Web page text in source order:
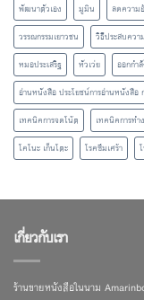
พัฒนาตัวเอง
มูมิน ลดความ
วรรณกรรมเยาวชน
วิธีประสบควา
หมอประเสริฐ
หัวเว่ย ออกกำ
อ่านหนังสือ ประโยชน์การอ่านหนังสือ
เทคนิคการจดโน้ต
เทคนิคการทำ
โคโนะ เก็นโตะ
โรคซึมเศร้า
เกี่ยวกับเรา
ร้านขายหนังสือในนาม